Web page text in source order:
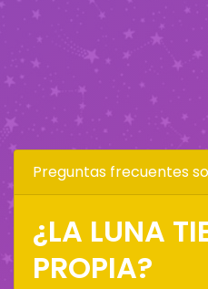
Preguntas frecuentes
¿LA LUNA
PROPIA?